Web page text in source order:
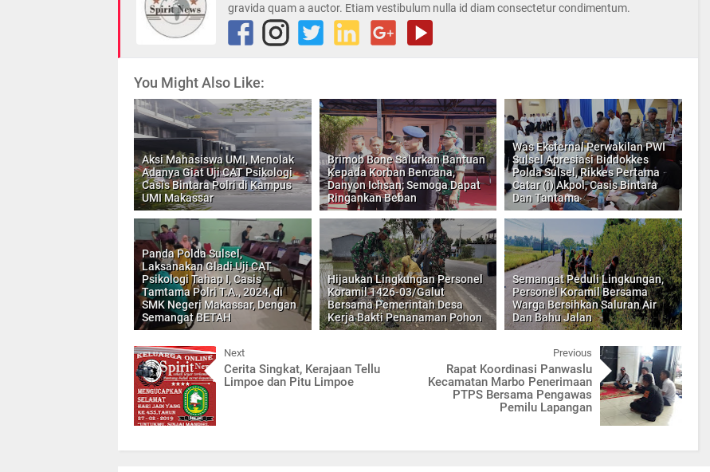
gravida quam a auctor. Etiam vestibulum nulla id diam consectetur condimentum.
You Might Also Like:
Aksi Mahasiswa UMI, Menolak
Adanya Giat Uji CAT Psikologi
Casis Bintara Polri di Kampus
UMI Makassar
Brimob Bone Salurkan Bantuan
Kepada Korban Bencana,
Danyon Ichsan; Semoga Dapat
Ringankan Beban
Was Eksternal Perwakilan PWI
Sulsel Apresiasi Biddokkes
Polda Sulsel, Rikkes Pertama
Catar (i) Akpol, Casis Bintara
Dan Tantama
Panda Polda Sulsel,
Laksanakan Gladi Uji CAT
Psikologi Tahap I, Casis
Tamtama Polri T.A., 2024, di
SMK Negeri Makassar, Dengan
Semangat BETAH
Hijaukan Lingkungan Personel
Koramil 1426-03/Galut
Bersama Pemerintah Desa
Kerja Bakti Penanaman Pohon
Semangat Peduli Lingkungan,
Personel Koramil Bersama
Warga Bersihkan Saluran Air
Dan Bahu Jalan
Next
Cerita Singkat, Kerajaan Tellu
Limpoe dan Pitu Limpoe
Previous
Rapat Koordinasi Panwaslu
Kecamatan Marbo Penerimaan
PTPS Bersama Pengawas
Pemilu Lapangan